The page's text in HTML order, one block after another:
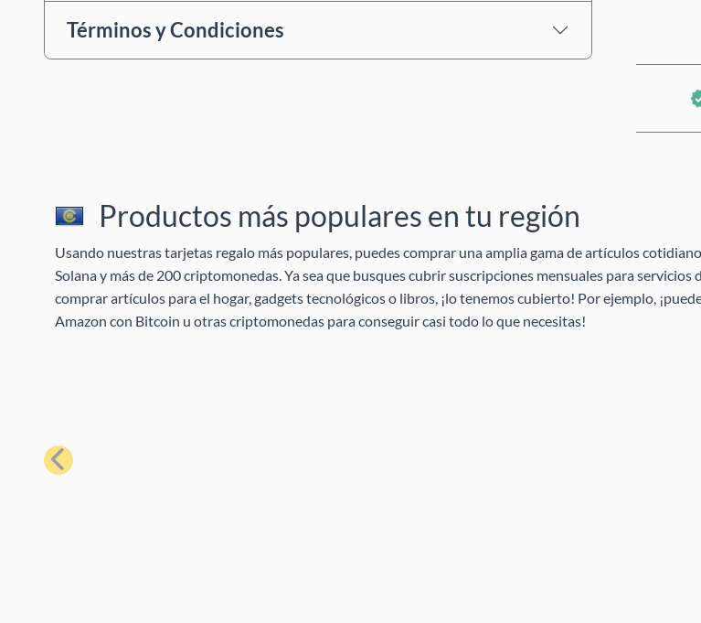
Términos y Condiciones
Productos más populares en tu región
Usando nuestras tarjetas regalo más populares, puedes comprar una amplia gama de artículos
Solana y más de 200 criptomonedas. Ya sea que busques cubrir suscripciones mensuales para servicios
comprar artículos para el hogar, gadgets tecnológicos o libros, ¡lo tenemos cubierto! Por ejemplo,
Amazon con Bitcoin u otras criptomonedas para conseguir casi todo lo que necesitas!
Anterior